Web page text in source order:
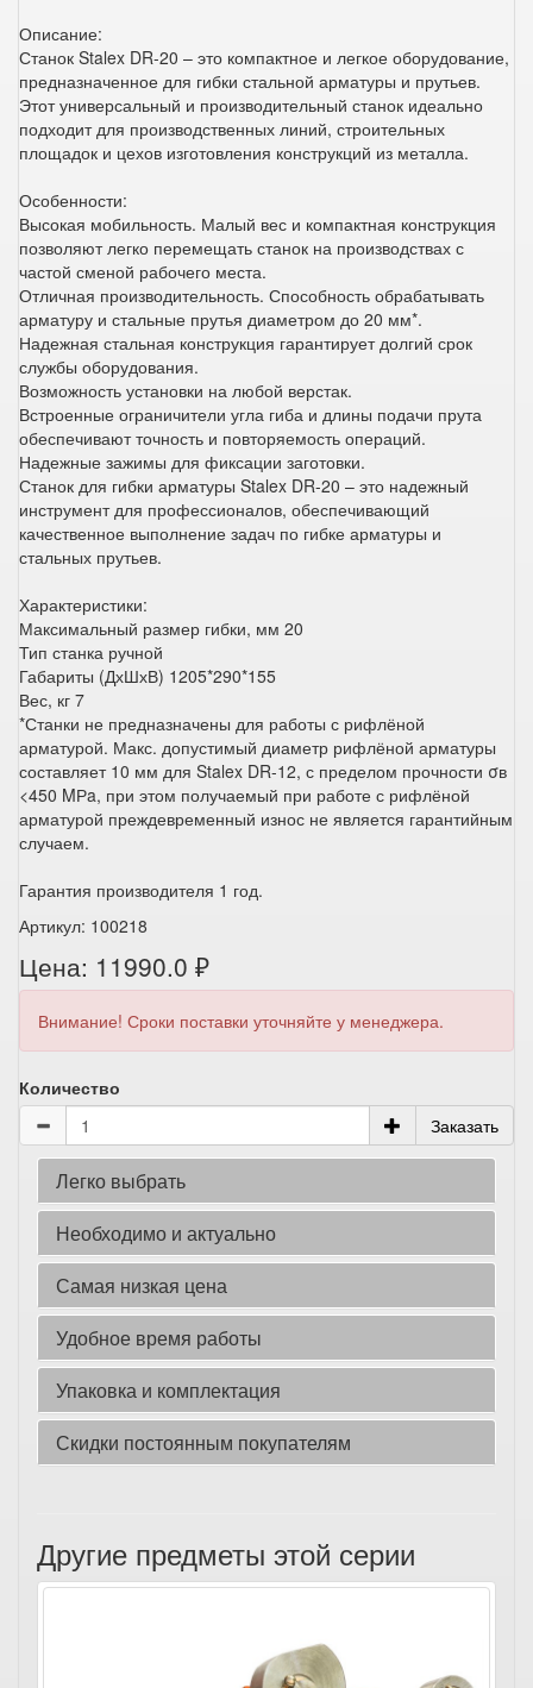
Описание:
Станок Stalex DR-20 – это компактное и легкое оборудование,
предназначенное для гибки стальной арматуры и прутьев.
Этот универсальный и производительный станок идеально
подходит для производственных линий, строительных
площадок и цехов изготовления конструкций из металла.
Особенности:
Высокая мобильность. Малый вес и компактная конструкция
позволяют легко перемещать станок на производствах с
частой сменой рабочего места.
Отличная производительность. Способность обрабатывать
арматуру и стальные прутья диаметром до 20 мм*.
Надежная стальная конструкция гарантирует долгий срок
службы оборудования.
Возможность установки на любой верстак.
Встроенные ограничители угла гиба и длины подачи прута
обеспечивают точность и повторяемость операций.
Надежные зажимы для фиксации заготовки.
Станок для гибки арматуры Stalex DR-20 – это надежный
инструмент для профессионалов, обеспечивающий
качественное выполнение задач по гибке арматуры и
стальных прутьев.
Характеристики:
Максимальный размер гибки, мм 20
Тип станка ручной
Габариты (ДхШхВ) 1205*290*155
Вес, кг 7
*Станки не предназначены для работы с рифлёной
арматурой. Макс. допустимый диаметр рифлёной арматуры
составляет 10 мм для Stalex DR-12, с пределом прочности σв
<450 MРa, при этом получаемый при работе с рифлёной
арматурой преждевременный износ не является гарантийным
случаем.
Гарантия производителя 1 год.
Артикул: 100218
Цена: 11990.0 ₽
Внимание! Сроки поставки уточняйте у менеджера.
Количество
Заказать
Легко выбрать
Необходимо и актуально
Самая низкая цена
Удобное время работы
Упаковка и комплектация
Скидки постоянным покупателям
Другие предметы этой серии